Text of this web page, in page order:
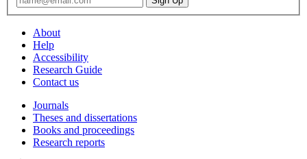
About
Help
Accessibility
Research Guide
Contact us
Journals
Theses and dissertations
Books and proceedings
Research reports